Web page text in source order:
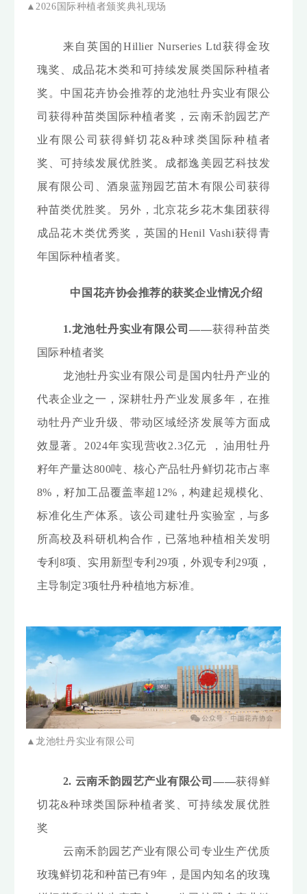
▲ 2026 国际种植者颁奖典礼现场
来自英国的Hillier Nurseries Ltd获得金玫
瑰奖、成品花木类和可持续发展类国际种植者
奖。中国花卉协会推荐的龙池牡丹实业有限公
司获得种苗类国际种植者奖，云南禾韵园艺产
业有限公司获得鲜切花&种球类国际种植者
奖、可持续发展优胜奖。成都逸美园艺科技发
展有限公司、酒泉蓝翔园艺苗木有限公司获得
种苗类优胜奖。另外，北京花乡花木集团获得
成品花木类优秀奖， 英国的Henil Vashi获得青
年国际种植者奖。
中国花卉协会推荐的获奖企业情况介绍
1.龙池牡丹实业有限公司——获得种苗类
国际种植者奖
龙池牡丹实业有限公司是国内牡丹产业的
代表企业之一，深耕牡丹产业发展多年，在推
动牡丹产业升级、带动区域经济发展等方面成
效显著。2024年实现营收2.3亿元 ，油用牡丹
籽年产量达800吨、核心产品牡丹鲜切花市占率
8%，籽加工品覆盖率超12%，构建起规模化、
标准化生产体系。该公司建牡丹实验室，与多
所高校及科研机构合作，已落地种植相关发明
专利8项、实用新型专利29项，外观专利29项，
主导制定3项牡丹种植地方标准。
▲龙池牡丹实业有限公司
2. 云南禾韵园艺产业有限公司——获得鲜
切花&种球类国际种植者奖、可持续发展优胜
奖
云南禾韵园艺产业有限公司专业生产优质
玫瑰鲜切花和种苗已有9年，是国内知名的玫瑰